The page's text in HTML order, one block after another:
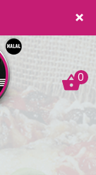
×
0